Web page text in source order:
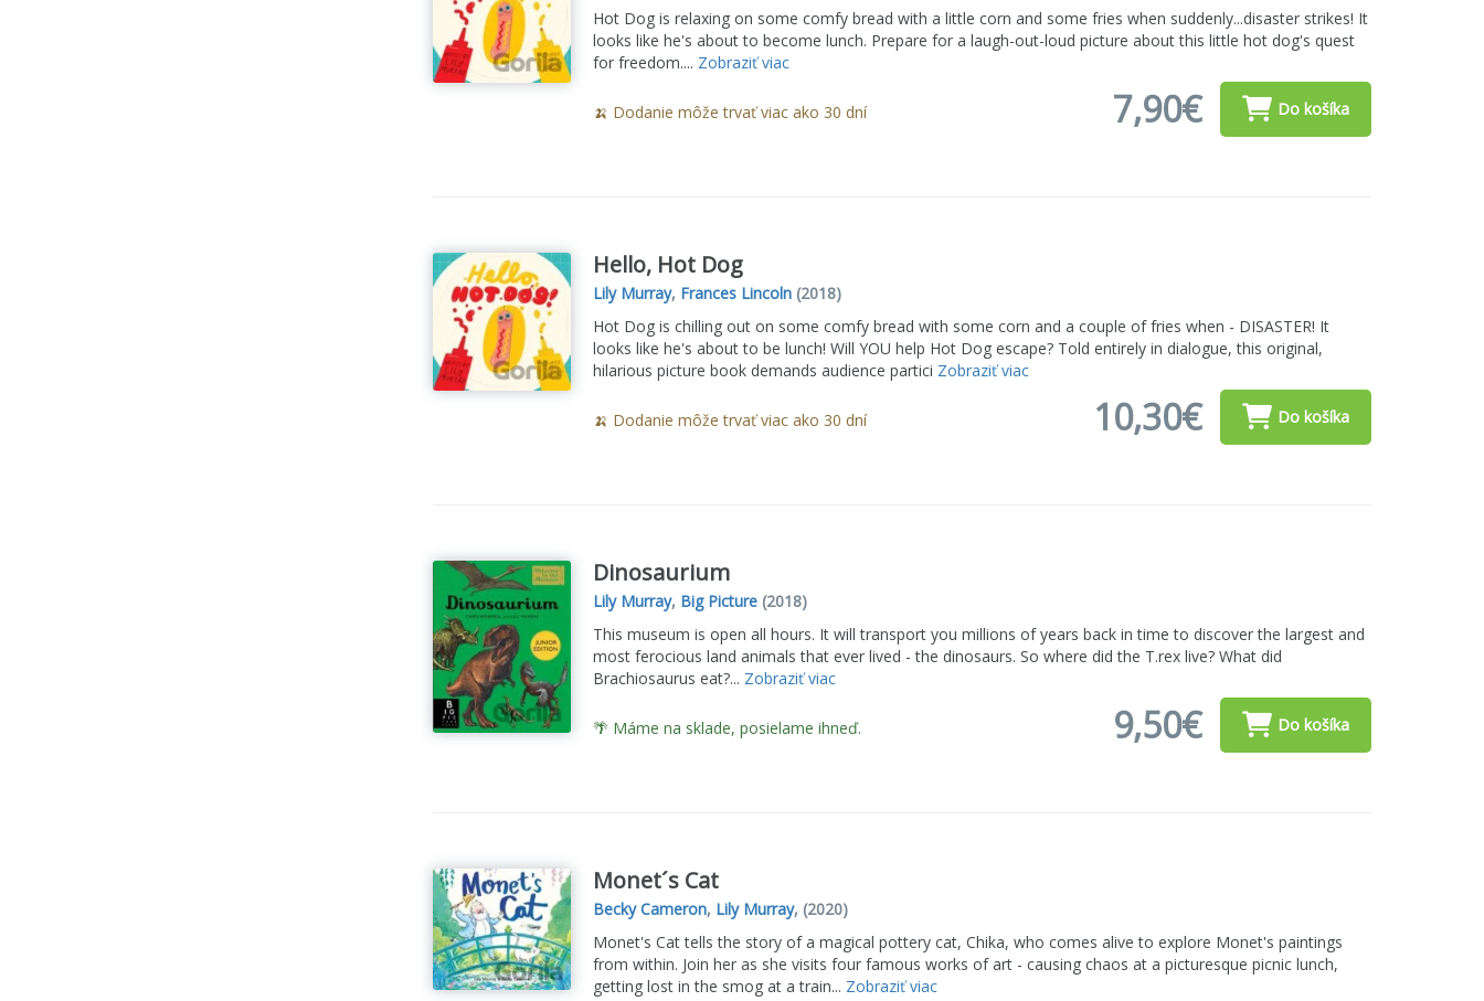
Hot Dog is relaxing on some comfy bread with a little corn and some fries when suddenly...disaster strikes! It
looks like he's about to become lunch. Prepare for a laugh-out-loud picture about this little hot dog's quest
for freedom.... Zobraziť viac
🍌 Dodanie môže trvať viac ako 30 dní 7,90€ Do košíka
Hello, Hot Dog
Lily Murray, Frances Lincoln(2018)
Hot Dog is chilling out on some comfy bread with some corn and a couple of fries when - DISASTER! It
looks like he's about to be lunch! Will YOU help Hot Dog escape? Told entirely in dialogue, this original,
hilarious picture book demands audience partici Zobraziť viac
🍌 Dodanie môže trvať viac ako 30 dní 10,30€ Do košíka
Dinosaurium
Lily Murray, Big Picture(2018)
This museum is open all hours. It will transport you millions of years back in time to discover the largest and
most ferocious land animals that ever lived - the dinosaurs. So where did the T.rex live? What did
Brachiosaurus eat?... Zobraziť viac
🌴 Máme na sklade, posielame ihneď. 9,50€ Do košíka
Monet´s Cat
Becky Cameron, Lily Murray, (2020)
Monet's Cat tells the story of a magical pottery cat, Chika, who comes alive to explore Monet's paintings
from within. Join her as she visits four famous works of art - causing chaos at a picturesque picnic lunch,
getting lost in the smog at a train... Zobraziť viac